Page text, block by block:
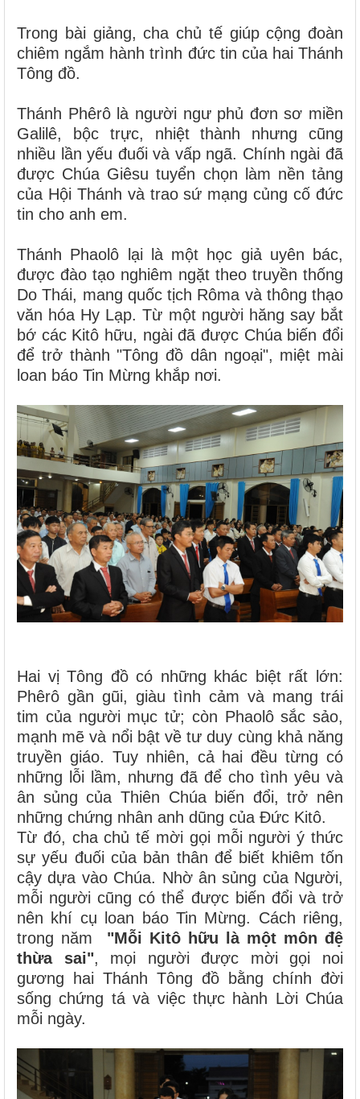
Trong bài giảng, cha chủ tế giúp cộng đoàn
chiêm ngắm hành trình đức tin của hai Thánh
Tông đồ.
Thánh Phêrô là người ngư phủ đơn sơ miền
Galilê, bộc trực, nhiệt thành nhưng cũng
nhiều lần yếu đuối và vấp ngã. Chính ngài đã
được Chúa Giêsu tuyển chọn làm nền tảng
của Hội Thánh và trao sứ mạng củng cố đức
tin cho anh em.
Thánh Phaolô lại là một học giả uyên bác,
được đào tạo nghiêm ngặt theo truyền thống
Do Thái, mang quốc tịch Rôma và thông thạo
văn hóa Hy Lạp. Từ một người hăng say bắt
bớ các Kitô hữu, ngài đã được Chúa biến đổi
để trở thành "Tông đồ dân ngoại", miệt mài
loan báo Tin Mừng khắp nơi.
Hai vị Tông đồ có những khác biệt rất lớn:
Phêrô gần gũi, giàu tình cảm và mang trái
tim của người mục tử; còn Phaolô sắc sảo,
mạnh mẽ và nổi bật về tư duy cùng khả năng
truyền giáo. Tuy nhiên, cả hai đều từng có
những lỗi lầm, nhưng đã để cho tình yêu và
ân sủng của Thiên Chúa biến đổi, trở nên
những chứng nhân anh dũng của Đức Kitô.
Từ đó, cha chủ tế mời gọi mỗi người ý thức
sự yếu đuối của bản thân để biết khiêm tốn
cậy dựa vào Chúa. Nhờ ân sủng của Người,
mỗi người cũng có thể được biến đổi và trở
nên khí cụ loan báo Tin Mừng. Cách riêng,
trong năm "Mỗi Kitô hữu là một môn đệ
thừa sai", mọi người được mời gọi noi
gương hai Thánh Tông đồ bằng chính đời
sống chứng tá và việc thực hành Lời Chúa
mỗi ngày.